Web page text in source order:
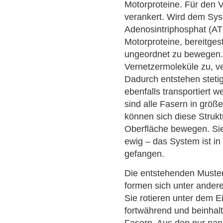
Motorproteine. Für den
verankert. Wird dem
Adenosintriphosphat
Motorproteine,
ungeordnet zu
Vernetzermoleküle zu,
Dadurch entstehen
ebenfalls transportiert
sind alle Fasern in
können sich diese
Oberfläche bewegen.
ewig – das System ist
gefangen.
Die entstehenden
formen sich unter
Sie rotieren unter dem
fortwährend und